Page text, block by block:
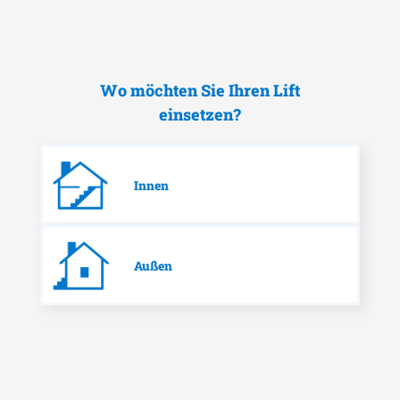
Wo möchten Sie Ihren Lift
einsetzen?
Innen
Außen